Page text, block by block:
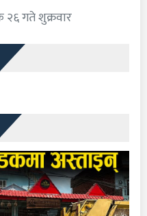
२६ गते शुक्रवार